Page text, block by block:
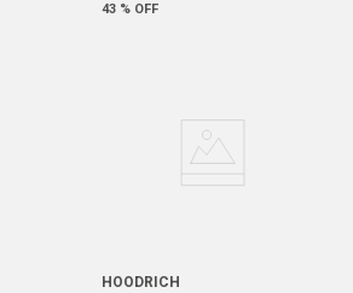
43 % OFF
HOODRICH